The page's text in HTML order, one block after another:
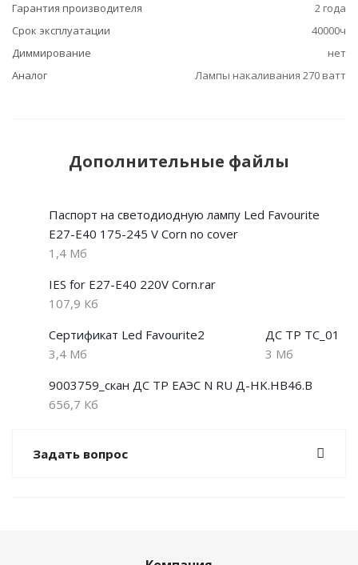
Гарантия производителя
2 года
Срок эксплуатации
40000ч
Диммирование
нет
Аналог
Лампы накаливания 270 ватт
Дополнительные файлы
Паспорт на светодиодную лампу Led Favourite
Е27-E40 175-245 V Corn no cover
1,4 Мб
IES for E27-Е40 220V Corn.rar
107,9 Кб
Сертификат Led Favourite2
3,4 Мб
ДС ТР ТС_01
3 Мб
9003759_скан ДС ТР ЕАЭС N RU Д-HK.НВ46.В
656,7 Кб
Задать вопрос